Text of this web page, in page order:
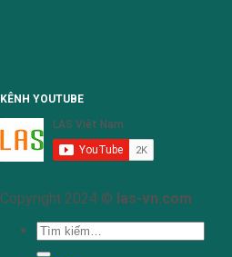
KÊNH YOUTUBE
Copyright 2024 © las-vn.com
Tìm
kiếm: